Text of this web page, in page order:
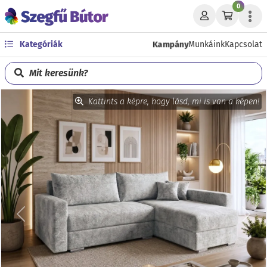
0
Kategóriák KampányMunkáinkKapcsolat
Mit keresünk?
Kattints a képre, hogy lásd, mi is van a képen!
Előző